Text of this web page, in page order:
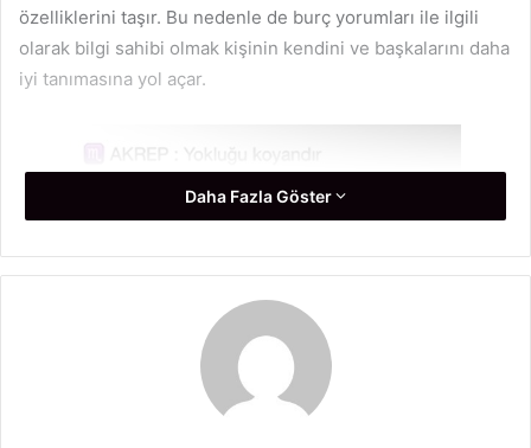
özelliklerini taşır. Bu nedenle de burç yorumları ile ilgili
olarak bilgi sahibi olmak kişinin kendini ve başkalarını daha
iyi tanımasına yol açar.
Daha Fazla Göster